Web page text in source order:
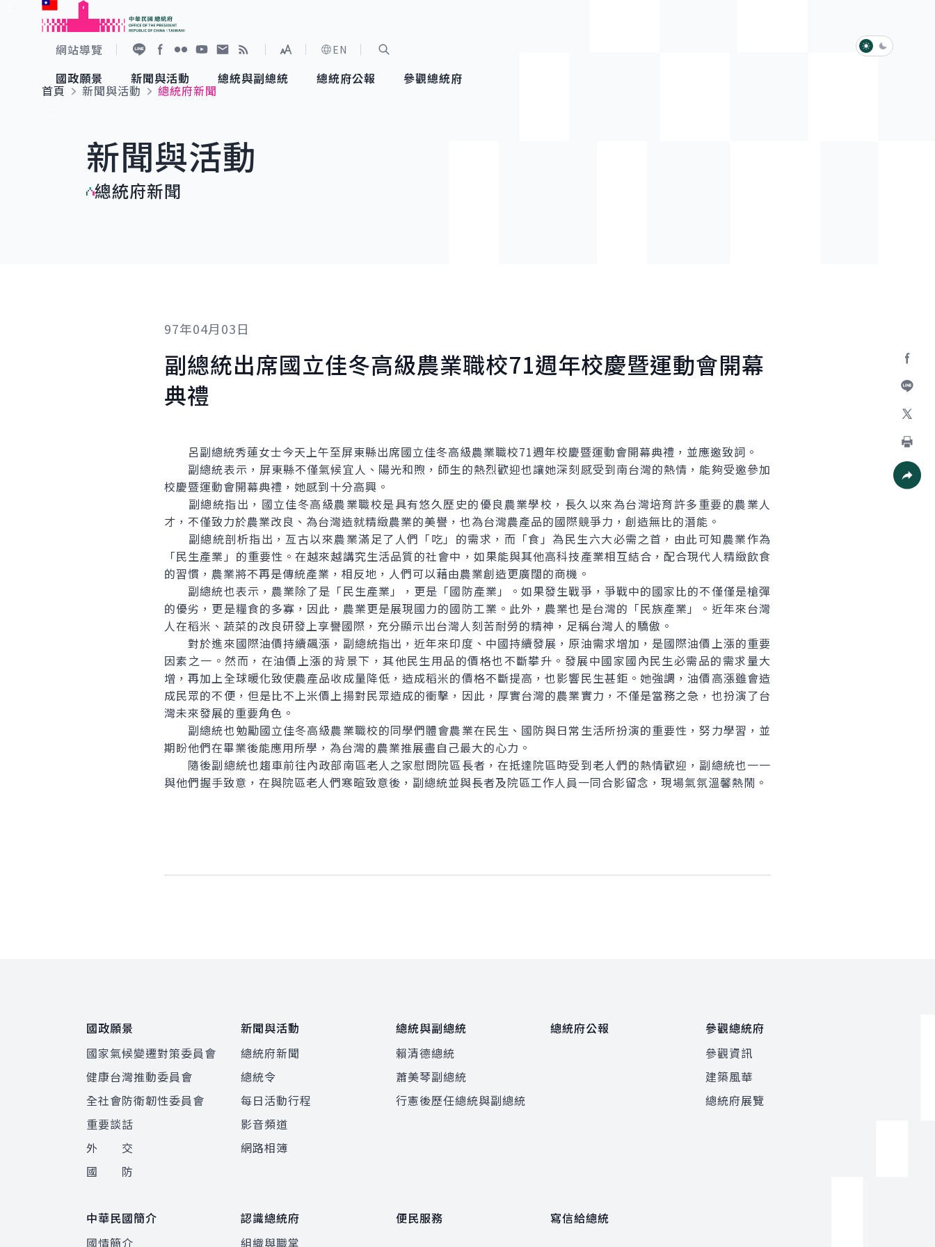
跳到主要內容
網站導覽
展開字級選單
EN
國政願景
國家氣候變遷對策委員會
重要談話
新聞與活動
總統府新聞
影音頻道
總統與副總統
賴清德總統
總統府公報 參觀總統府
參觀資訊
淺色模式
深色模式
首頁
新聞與活動
總統府新聞
新聞與活動
總統府新聞
加入好
列印
97年04月03日
副總統出席國立佳冬高級農業職校71週年校慶暨運動會開幕
典禮
呂副總統秀蓮女士今天上午至屏東縣出席國立佳冬高級農業職校71週年校慶暨運動會開幕典禮，並應邀致詞。
副總統表示，屏東縣不僅氣候宜人、陽光和煦，師生的熱烈歡迎也讓她深刻感受到南台灣的熱情，能夠受邀參加
校慶暨運動會開幕典禮，她感到十分高興。
副總統指出，國立佳冬高級農業職校是具有悠久歷史的優良農業學校，長久以來為台灣培育許多重要的農業人
才，不僅致力於農業改良、為台灣造就精緻農業的美譽，也為台灣農產品的國際競爭力，創造無比的潛能。
副總統剖析指出，亙古以來農業滿足了人們「吃」的需求，而「食」為民生六大必需之首，由此可知農業作為
「民生產業」的重要性。在越來越講究生活品質的社會中，如果能與其他高科技產業相互結合，配合現代人精緻飲食
的習慣，農業將不再是傳統產業，相反地，人們可以藉由農業創造更廣闊的商機。
副總統也表示，農業除了是「民生產業」，更是「國防產業」。如果發生戰爭，爭戰中的國家比的不僅僅是槍彈
的優劣，更是糧食的多寡，因此，農業更是展現國力的國防工業。此外，農業也是台灣的「民族產業」。近年來台灣
人在稻米、蔬菜的改良研發上享譽國際，充分顯示出台灣人刻苦耐勞的精神，足稱台灣人的驕傲。
對於進來國際油價持續飆漲，副總統指出，近年來印度、中國持續發展，原油需求增加，是國際油價上漲的重要
因素之一。然而，在油價上漲的背景下，其他民生用品的價格也不斷攀升。發展中國家國內民生必需品的需求量大
增，再加上全球暖化致使農產品收成量降低，造成稻米的價格不斷提高，也影響民生甚鉅。她強調，油價高漲雖會造
成民眾的不便，但是比不上米價上揚對民眾造成的衝擊，因此，厚實台灣的農業實力，不僅是當務之急，也扮演了台
灣未來發展的重要角色。
副總統也勉勵國立佳冬高級農業職校的同學們體會農業在民生、國防與日常生活所扮演的重要性，努力學習，並
期盼他們在畢業後能應用所學，為台灣的農業推展盡自己最大的心力。
隨後副總統也趨車前往內政部南區老人之家慰問院區長者，在抵達院區時受到老人們的熱情歡迎，副總統也一一
與他們握手致意，在與院區老人們寒暄致意後，副總統並與長者及院區工作人員一同合影留念，現場氣氛溫馨熱鬧。
國政願景
國家氣候變遷對策委員會
健康台灣推動委員會
全社會防衛韌性委員會
重要談話
外 交
國 防
新聞與活動
總統府新聞
總統令
每日活動行程
影音頻道
網路相簿
總統與副總統
賴清德總統
蕭美琴副總統
行憲後歷任總統與副總統
總統府公報
參觀總統府
參觀資訊
建築風華
總統府展覽
中華民國簡介
國情簡介
認識總統府
組織與職掌
便民服務 寫信給總統